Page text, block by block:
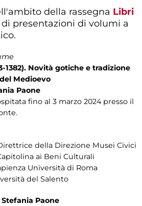
della rassegna Libri
di presentazioni di volumi a
1382). Novità gotiche e tradizione
Medioevo
Paone
fino al 3 marzo 2024 presso il
della Direzione Musei Civici
ai Beni Culturali
Università di Roma
del Salento
Stefania Paone